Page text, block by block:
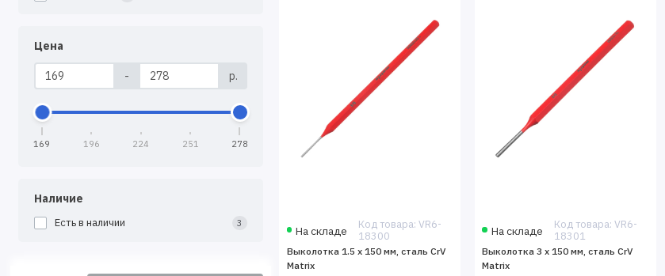
Цена
- р.
169 196 224 251 278
Наличие
Есть в наличии 3
На складе
Код товара: VR6-
18300
Выколотка 1.5 x 150 мм, сталь CrV
Matrix
На складе
Код товара: VR6-
18301
Выколотка 3 x 150 мм, сталь CrV
Matrix